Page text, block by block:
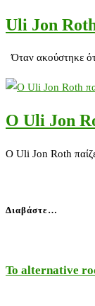
Uli Jon
Όταν ακούστηκε
Ο Uli Jon
Ο Uli Jon Roth
Διαβάστε…
Το alternative